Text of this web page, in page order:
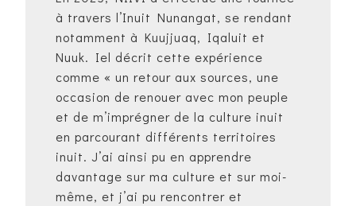
à travers l’Inuit Nunangat, se rendant
notamment à Kuujjuaq, Iqaluit et
Nuuk. Iel décrit cette expérience
comme « un retour aux sources, une
occasion de renouer avec mon peuple
et de m’imprégner de la culture inuit
en parcourant différents territoires
inuit. J’ai ainsi pu en apprendre
davantage sur ma culture et sur moi-
même, et j’ai pu rencontrer et